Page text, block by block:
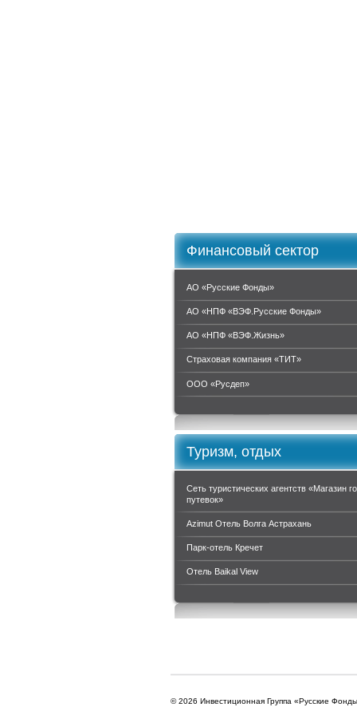
Финансовый сектор
АО «Русские Фонды»
АО «НПФ «ВЭФ.Русские Фонды»
АО «НПФ «ВЭФ.Жизнь»
Страховая компания «ТИТ»
ООО «Руcдеп»
Туризм, отдых
Сеть туристических агентств «Магазин
путевок»
Azimut Отель Волга Астрахань
Парк-отель Кречет
Отель Baikal View
© 2026 Инвестиционная Группа «Русские